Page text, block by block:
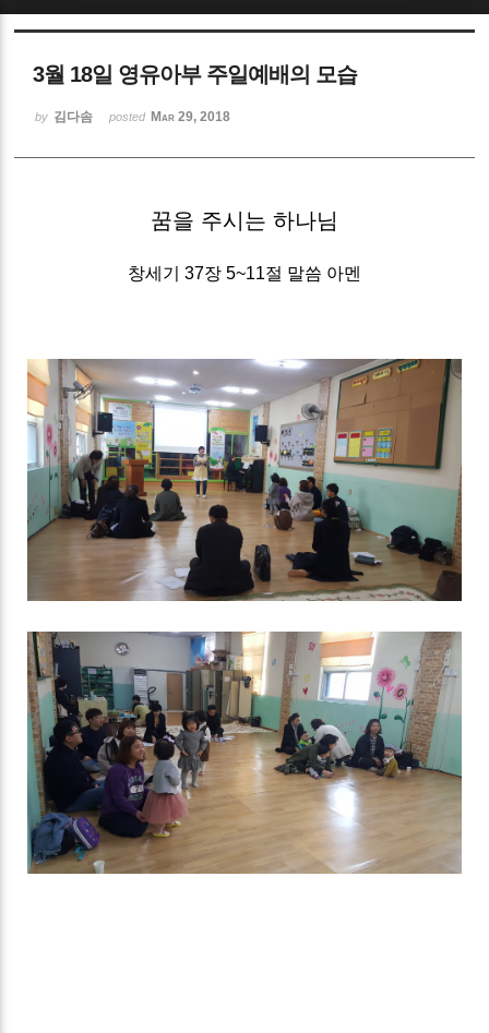
3월 18일 영유아부 주일예배의 모습
by 김다솜 posted Mar 29, 2018
꿈을 주시는 하나님
창세기 37장 5~11절 말씀 아멘
Sketchbook5, 스케치북5
Sketchbook5, 스케치북5